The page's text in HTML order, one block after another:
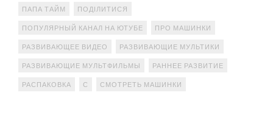
ПАПА ТАЙМ ПОДІЛИТИСЯ
ПОПУЛЯРНЫЙ КАНАЛ НА ЮТУБЕ ПРО МАШИНКИ
РАЗВИВАЮЩЕЕ ВИДЕО РАЗВИВАЮЩИЕ МУЛЬТИКИ
РАЗВИВАЮЩИЕ МУЛЬТФИЛЬМЫ РАННЕЕ РАЗВИТИЕ
РАСПАКОВКА С СМОТРЕТЬ МАШИНКИ